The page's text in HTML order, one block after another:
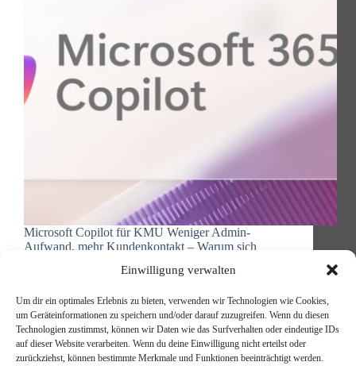
Einwilligung verwalten
Um dir ein optimales Erlebnis zu bieten, verwenden wir Technologien wie Cookies,
um Geräteinformationen zu speichern und/oder darauf zuzugreifen. Wenn du diesen
Technologien zustimmst, können wir Daten wie das Surfverhalten oder eindeutige IDs
auf dieser Website verarbeiten. Wenn du deine Einwilligung nicht erteilst oder
zurückziehst, können bestimmte Merkmale und Funktionen beeinträchtigt werden.
Microsoft Copilot für KMU Weniger Admin-
Aufwand, mehr Kundenkontakt – Warum sich
Unternehmen lohnt Seien wir ehrlich: Als
mittelständischen Unternehmens haben Sie in den
letzten Monaten vermutlich mehr über KI gehört,
als…
Michael Reischer
14. Oktober 2025